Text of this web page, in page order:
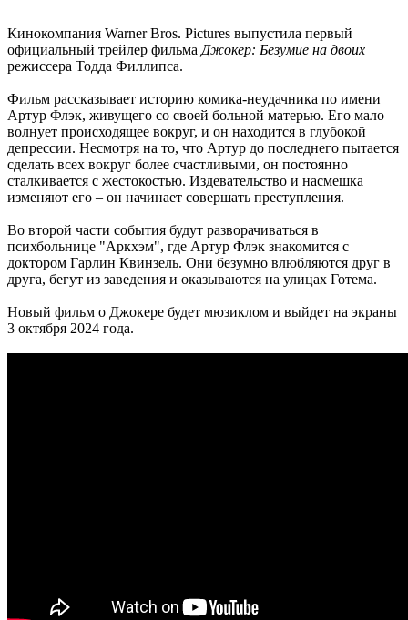
Кинокомпания Warner Bros. Pictures выпустила первый
официальный трейлер фильма Джокер: Безумие на двоих
режиссера Тодда Филлипса.
Фильм рассказывает историю комика-неудачника по имени
Артур Флэк, живущего со своей больной матерью. Его мало
волнует происходящее вокруг, и он находится в глубокой
депрессии. Несмотря на то, что Артур до последнего пытается
сделать всех вокруг более счастливыми, он постоянно
сталкивается с жестокостью. Издевательство и насмешка
изменяют его – он начинает совершать преступления.
Во второй части события будут разворачиваться в
психбольнице "Аркхэм", где Артур Флэк знакомится с
доктором Гарлин Квинзель. Они безумно влюбляются друг в
друга, бегут из заведения и оказываются на улицах Готема.
Новый фильм о Джокере будет мюзиклом и выйдет на экраны
3 октября 2024 года.